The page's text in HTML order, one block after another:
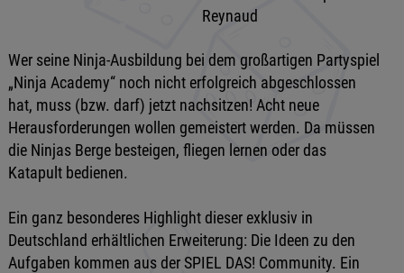
Reynaud
Wer seine Ninja-Ausbildung bei dem großartigen Partyspiel
„Ninja Academy“ noch nicht erfolgreich abgeschlossen
hat, muss (bzw. darf) jetzt nachsitzen! Acht neue
Herausforderungen wollen gemeistert werden. Da müssen
die Ninjas Berge besteigen, fliegen lernen oder das
Katapult bedienen.
Ein ganz besonderes Highlight dieser exklusiv in
Deutschland erhältlichen Erweiterung: Die Ideen zu den
Aufgaben kommen aus der SPIEL DAS! Community. Ein